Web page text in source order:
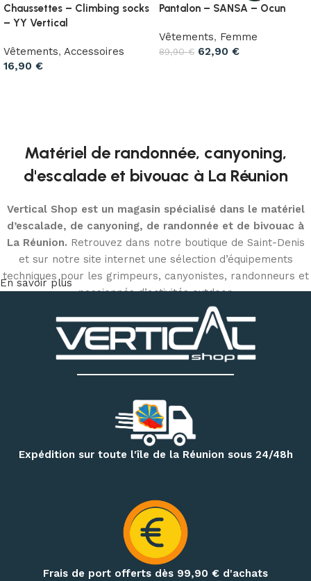
Chaussettes – Climbing socks
– YY Vertical
Vêtements, Accessoires
16,90 €
Pantalon – SANSA – Ocun
Vêtements, Femme
89,90€ 62,90 €
Matériel de randonnée, canyoning,
d'escalade et bivouac à La Réunion
Vertical Shop est un magasin spécialisé dans le matériel
d’escalade, de canyoning, de randonnée et de bivouac à
La Réunion. Retrouvez dans notre boutique de Saint-Denis
et sur notre site internet une sélection d’équipements
techniques pour les grimpeurs, canyonistes, randonneurs et
passionnés d’activités outdoor.
Découvrez notre matériel d’escalade et de canyoning
chaussons d’escalade, baudriers, cordes, mousquetons,
descendeurs, systèmes d’assurage, casques, sacs
techniques et accessoires. Notre magasin dispose
modèles de chaussons selon votre pratique et la forme de
votre pied.
Pour vos randonnées à Mafate, Cilaos, Salazie, au volcan ou
d’hydratation et produits de nutrition outdoor
Préparez également vos treks et nuits en pleine nature
avec notre matériel de bivouac :réchauds, cartouches de
gaz à visser, popotes, couverts, hamacs, moustiquaires,
En savoir plus
Expédition sur toute l'île de la Réunion sous 24/48h
Frais de port offerts dès 99,90 € d'achats